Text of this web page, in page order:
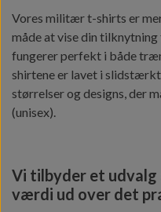
Vores militær t-shirts er
måde at vise din
fungerer perfekt i både
shirtene er lavet i
størrelser og designs, der
(unisex).
Vi tilbyder et udvalg
værdi ud over det